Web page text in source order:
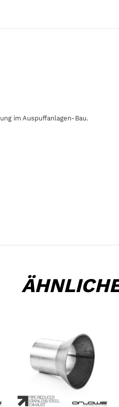
im Auspuffanlagen-Bau.